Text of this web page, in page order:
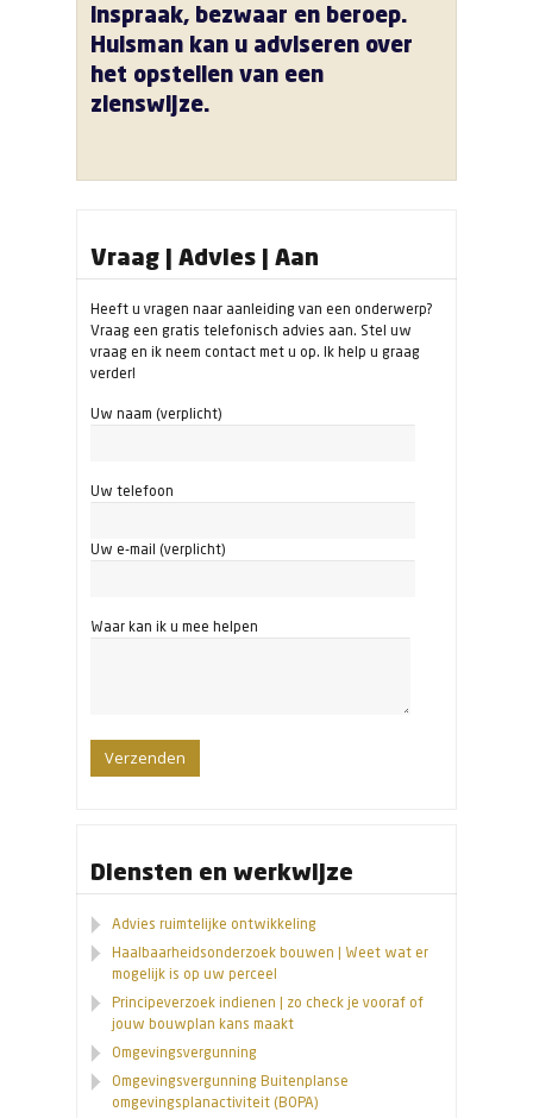
inspraak, bezwaar en beroep.
Huisman kan u adviseren over
het opstellen van een
zienswijze.
Vraag | Advies | Aan
Heeft u vragen naar aanleiding van een onderwerp?
Vraag een gratis telefonisch advies aan. Stel uw
vraag en ik neem contact met u op. Ik help u graag
verder!
Uw naam (verplicht)
Uw telefoon
Uw e-mail (verplicht)
Waar kan ik u mee helpen
Diensten en werkwijze
Advies ruimtelijke ontwikkeling
Haalbaarheidsonderzoek bouwen | Weet wat er
mogelijk is op uw perceel
Principeverzoek indienen | zo check je vooraf of
jouw bouwplan kans maakt
Omgevingsvergunning
Omgevingsvergunning Buitenplanse
omgevingsplanactiviteit (BOPA)